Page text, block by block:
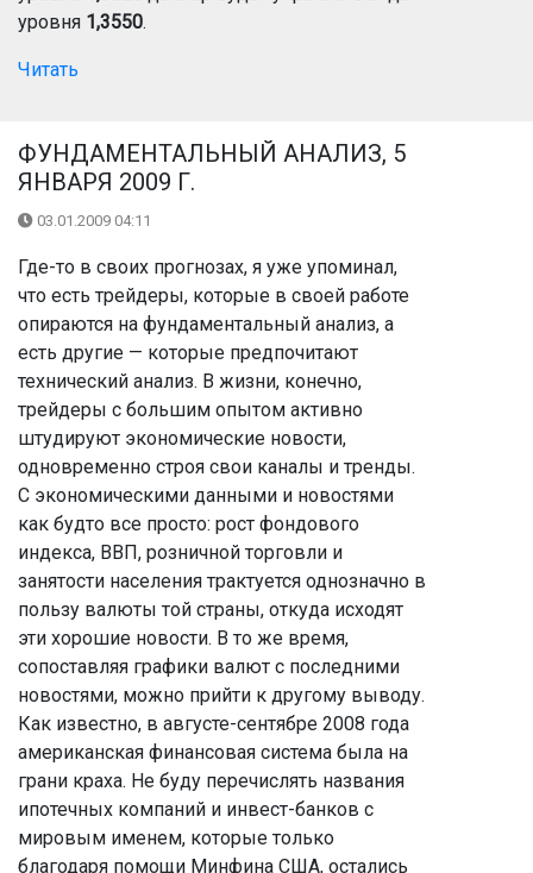
уровня 1,3550.
Читать
ФУНДАМЕНТАЛЬНЫЙ АНАЛИЗ, 5
ЯНВАРЯ 2009 Г.
03.01.2009 04:11
Где-то в своих прогнозах, я уже упоминал,
что есть трейдеры, которые в своей работе
опираются на фундаментальный анализ, а
есть другие — которые предпочитают
технический анализ. В жизни, конечно,
трейдеры с большим опытом активно
штудируют экономические новости,
одновременно строя свои каналы и тренды.
С экономическими данными и новостями
как будто все просто: рост фондового
индекса, ВВП, розничной торговли и
занятости населения трактуется однозначно в
пользу валюты той страны, откуда исходят
эти хорошие новости. В то же время,
сопоставляя графики валют с последними
новостями, можно прийти к другому выводу.
Как известно, в августе-сентябре 2008 года
американская финансовая система была на
грани краха. Не буду перечислять названия
ипотечных компаний и инвест-банков с
мировым именем, которые только
благодаря помощи Минфина США, остались